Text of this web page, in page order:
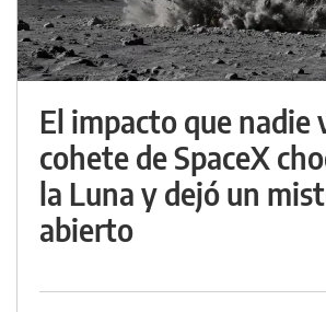
El impacto que nadie
cohete de SpaceX
la Luna y dejó un
abierto